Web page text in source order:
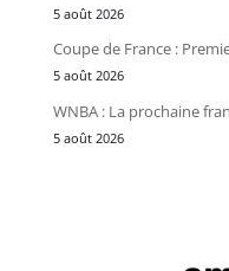
5 août 2026
Coupe de France :
5 août 2026
WNBA : La prochaine
5 août 2026